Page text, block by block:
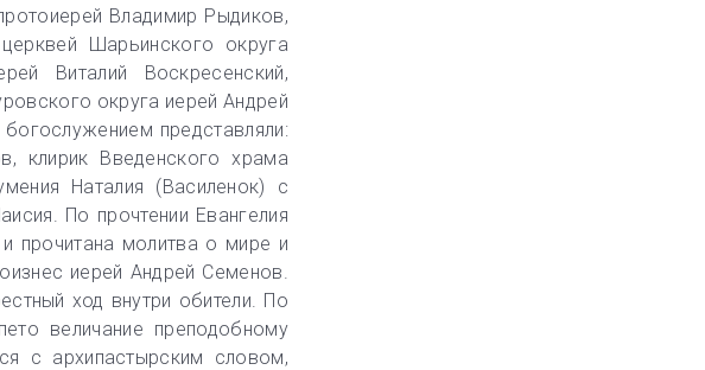
Владимир Рыдиков,
Шарьинского округа
Виталий Воскресенский,
округа иерей Андрей
представляли:
клирик Введенского храма
Наталия (Василенок) с
По прочтении Евангелия
прочитана молитва о мире и
иерей Андрей Семенов.
ход внутри обители. По
величание преподобному
с архипастырским словом,